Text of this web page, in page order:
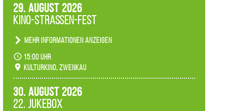
29. August 2026
Kino-Straßen-Fest
Mehr Informationen anzeigen
Konzert unserer Zwenkauer Schüler und
Schülerinnen zum Fest des Kulturkinos.
15:00 Uhr
Kulturkino, Zwenkau
30. August 2026
22. Jukebox